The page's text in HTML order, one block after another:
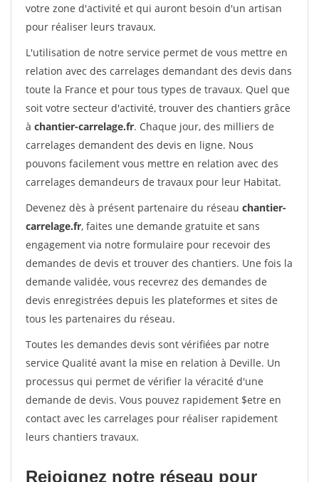
votre zone d'activité et qui auront besoin d'un artisan
pour réaliser leurs travaux.
L'utilisation de notre service permet de vous mettre en
relation avec des carrelages demandant des devis dans
toute la France et pour tous types de travaux. Quel que
soit votre secteur d'activité, trouver des chantiers grâce
à chantier-carrelage.fr. Chaque jour, des milliers de
carrelages demandent des devis en ligne. Nous
pouvons facilement vous mettre en relation avec des
carrelages demandeurs de travaux pour leur Habitat.
Devenez dès à présent partenaire du réseau chantier-
carrelage.fr, faites une demande gratuite et sans
engagement via notre formulaire pour recevoir des
demandes de devis et trouver des chantiers. Une fois la
demande validée, vous recevrez des demandes de
devis enregistrées depuis les plateformes et sites de
tous les partenaires du réseau.
Toutes les demandes devis sont vérifiées par notre
service Qualité avant la mise en relation à Deville. Un
processus qui permet de vérifier la véracité d'une
demande de devis. Vous pouvez rapidement $etre en
contact avec les carrelages pour réaliser rapidement
leurs chantiers travaux.
Rejoignez notre réseau pour